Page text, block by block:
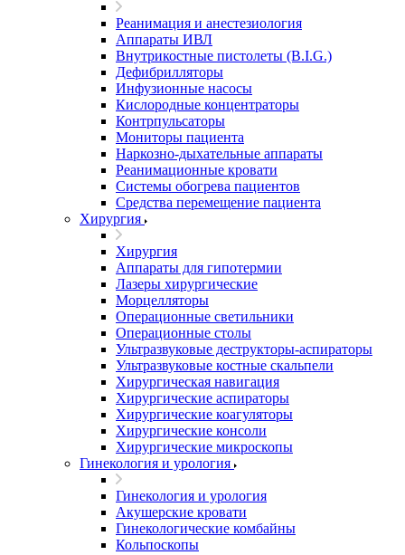
Реанимация и анестезиология
Аппараты ИВЛ
Внутрикостные пистолеты (B.I.G.)
Дефибрилляторы
Инфузионные насосы
Кислородные концентраторы
Контрпульсаторы
Мониторы пациента
Наркозно-дыхательные аппараты
Реанимационные кровати
Системы обогрева пациентов
Средства перемещение пациента
Хирургия
Хирургия
Аппараты для гипотермии
Лазеры хирургические
Морцелляторы
Операционные светильники
Операционные столы
Ультразвуковые деструкторы-аспираторы
Ультразвуковые костные скальпели
Хирургическая навигация
Хирургические аспираторы
Хирургические коагуляторы
Хирургические консоли
Хирургические микроскопы
Гинекология и урология
Гинекология и урология
Акушерские кровати
Гинекологические комбайны
Кольпоскопы